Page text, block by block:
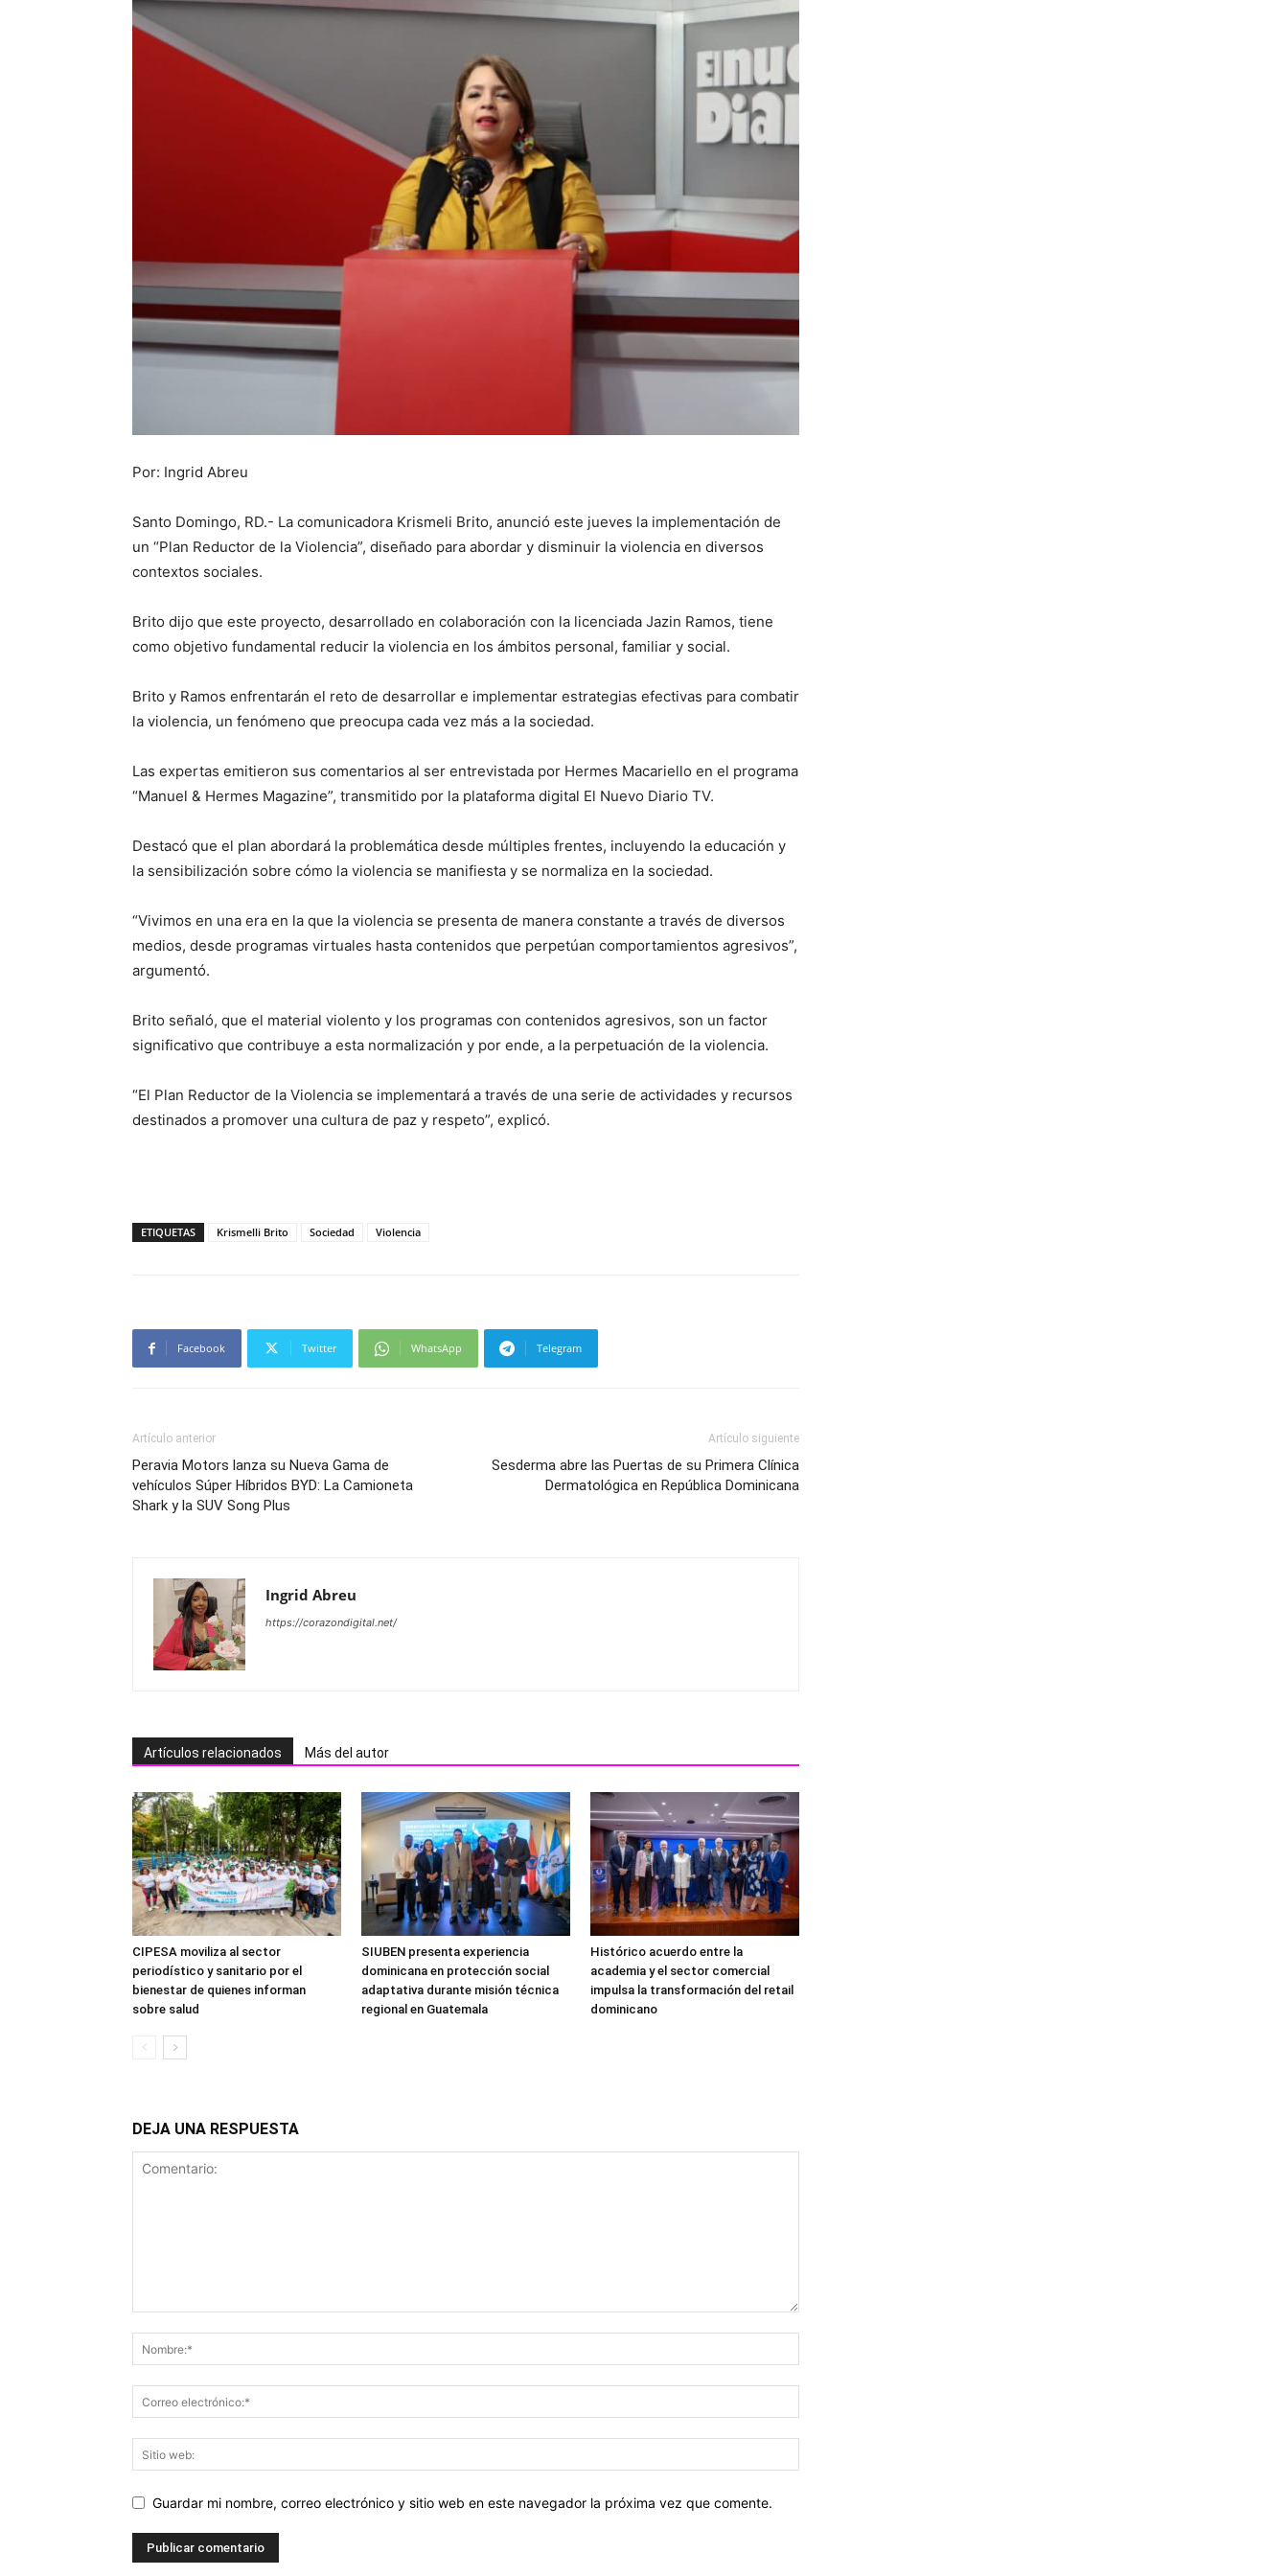
Por: Ingrid Abreu
Santo Domingo, RD.- La comunicadora Krismeli Brito, anunció este jueves la implementación de
un “Plan Reductor de la Violencia”, diseñado para abordar y disminuir la violencia en diversos
contextos sociales.
Brito dijo que este proyecto, desarrollado en colaboración con la licenciada Jazin Ramos, tiene
como objetivo fundamental reducir la violencia en los ámbitos personal, familiar y social.
Brito y Ramos enfrentarán el reto de desarrollar e implementar estrategias efectivas para combatir
la violencia, un fenómeno que preocupa cada vez más a la sociedad.
Las expertas emitieron sus comentarios al ser entrevistada por Hermes Macariello en el programa
“Manuel & Hermes Magazine”, transmitido por la plataforma digital El Nuevo Diario TV.
Destacó que el plan abordará la problemática desde múltiples frentes, incluyendo la educación y
la sensibilización sobre cómo la violencia se manifiesta y se normaliza en la sociedad.
“Vivimos en una era en la que la violencia se presenta de manera constante a través de diversos
medios, desde programas virtuales hasta contenidos que perpetúan comportamientos agresivos”,
argumentó.
Brito señaló, que el material violento y los programas con contenidos agresivos, son un factor
significativo que contribuye a esta normalización y por ende, a la perpetuación de la violencia.
“El Plan Reductor de la Violencia se implementará a través de una serie de actividades y recursos
destinados a promover una cultura de paz y respeto”, explicó.
ETIQUETAS Krismelli Brito Sociedad Violencia
Facebook Twitter WhatsApp Telegram
Artículo anterior
Peravia Motors lanza su Nueva Gama de
vehículos Súper Híbridos BYD: La Camioneta
Shark y la SUV Song Plus
Artículo siguiente
Sesderma abre las Puertas de su Primera Clínica
Dermatológica en República Dominicana
Ingrid Abreu
https://corazondigital.net/
Artículos relacionados Más del autor
CIPESA moviliza al sector
periodístico y sanitario por el
bienestar de quienes informan
sobre salud
SIUBEN presenta experiencia
dominicana en protección social
adaptativa durante misión técnica
regional en Guatemala
Histórico acuerdo entre la
academia y el sector comercial
impulsa la transformación del retail
dominicano
DEJA UNA RESPUESTA
Guardar mi nombre, correo electrónico y sitio web en este navegador la próxima vez que comente.